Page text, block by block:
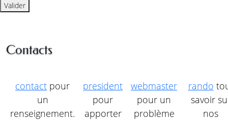
Valider
Contacts
contact pour
un
renseignement.
president
pour
apporter
webmaster
pour un
problème
rando
savoir
nos